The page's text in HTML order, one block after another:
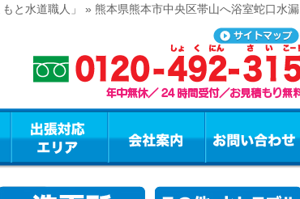
と水道職人」 » 熊本県熊本市中央区帯山へ浴室蛇口水漏